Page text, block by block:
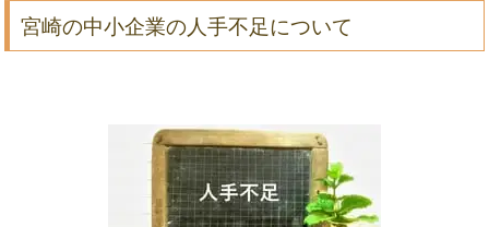
宮崎の中小企業の人手不足について